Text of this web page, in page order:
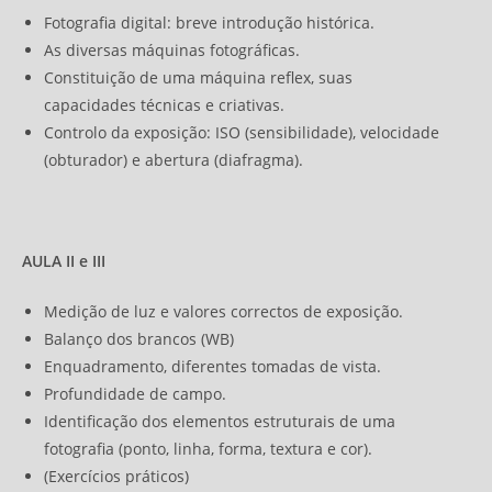
Fotografia digital: breve introdução histórica.
As diversas máquinas fotográficas.
Constituição de uma máquina reflex, suas
capacidades técnicas e criativas.
Controlo da exposição: ISO (sensibilidade), velocidade
(obturador) e abertura (diafragma).
AULA II e III
Medição de luz e valores correctos de exposição.
Balanço dos brancos (WB)
Enquadramento, diferentes tomadas de vista.
Profundidade de campo.
Identificação dos elementos estruturais de uma
fotografia (ponto, linha, forma, textura e cor).
(Exercícios práticos)